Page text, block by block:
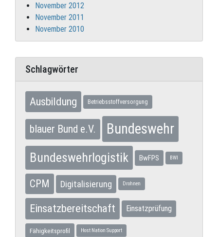
November 2012
November 2011
November 2010
Schlagwörter
Ausbildung Betriebsstoffversorgung
blauer Bund e.V. Bundeswehr
Bundeswehrlogistik BwFPS BWI
CPM Digitalisierung Drohnen
Einsatzbereitschaft Einsatzprüfung
Fähigkeitsprofil Host Nation Support